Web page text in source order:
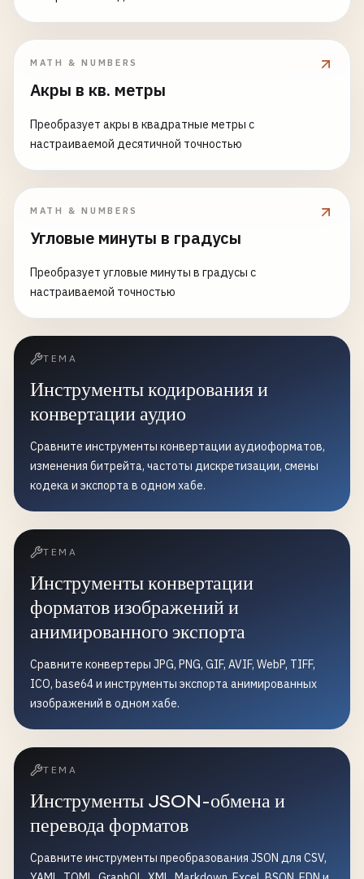
MATH & NUMBERS
Акры в кв. метры
Преобразует акры в квадратные метры с
настраиваемой десятичной точностью
MATH & NUMBERS
Угловые минуты в градусы
Преобразует угловые минуты в градусы с
настраиваемой точностью
ТЕМА
Инструменты кодирования и
конвертации аудио
Сравните инструменты конвертации аудиоформатов,
изменения битрейта, частоты дискретизации, смены
кодека и экспорта в одном хабе.
ТЕМА
Инструменты конвертации
форматов изображений и
анимированного экспорта
Сравните конвертеры JPG, PNG, GIF, AVIF, WebP, TIFF,
ICO, base64 и инструменты экспорта анимированных
изображений в одном хабе.
ТЕМА
Инструменты JSON-обмена и
перевода форматов
Сравните инструменты преобразования JSON для CSV,